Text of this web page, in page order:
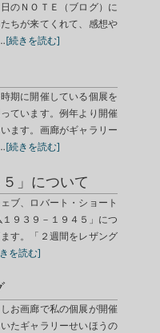
のＮＯＴＥ（ブログ）に
ちが来てくれて、感想や
[続きを読む]
期に開催している個展を
ています。例年より開催
ます。画廊がギャラリー
[続きを読む]
」について
ブ、ロバート・ショート
９３９－１９４５」につ
す。「２週間をレザング
を読む]
お画廊で私の個展が開催
たギャラリーせいほうの